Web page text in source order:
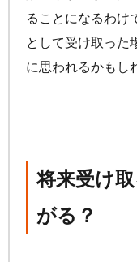
ることになるわけ
として受け取った
に思われるかもし
将来受け
がる？